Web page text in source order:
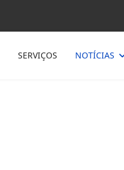
SERVIÇOS NOTÍCIAS